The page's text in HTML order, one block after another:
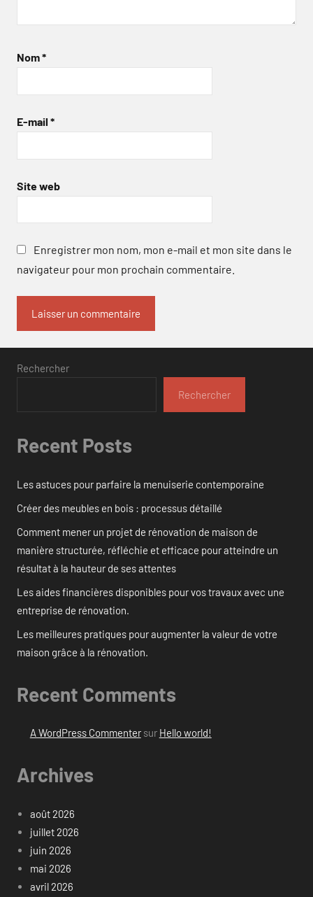
Nom*
E-mail *
Site web
Enregistrer mon nom, mon e-mail et mon site dans le
navigateur pour mon prochain commentaire.
Rechercher
Rechercher
Recent Posts
Les astuces pour parfaire la menuiserie contemporaine
Créer des meubles en bois : processus détaillé
Comment mener un projet de rénovation de maison de
manière structurée, réfléchie et efficace pour atteindre un
résultat à la hauteur de ses attentes
Les aides financières disponibles pour vos travaux avec une
entreprise de rénovation.
Les meilleures pratiques pour augmenter la valeur de votre
maison grâce à la rénovation.
Recent Comments
A WordPress Commentersur Hello world!
Archives
août 2026
juillet 2026
juin 2026
mai 2026
avril 2026